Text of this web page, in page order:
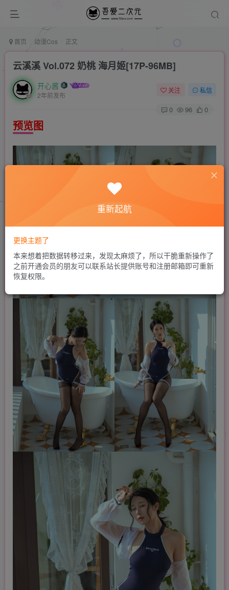
首页 动漫Cos 正文
云溪溪 Vol.072 奶桃 海月姬[17P-96MB]
开心酱
2年前发布
关注 私信
0 96 0
预览图
重新起航
更换主题了
本来想着把数据转移过来，发现太麻烦了，所以干脆重新操作了
之前开通会员的朋友可以联系站长提供账号和注册邮箱即可重新
恢复权限。